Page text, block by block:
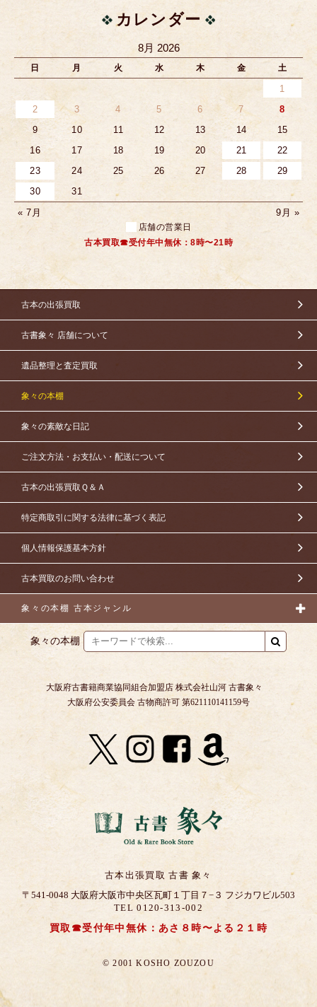
カレンダー
8月 2026
日 月 火 水 木 金 土
1
2
3 4 5 6 7
8
9
10 11 12 13 14
15
16
17 18 19 20 21
22
23
24 25 26 27 28
29
30
31
« 7月
9月 »
店舗の営業日
古本買取☎受付年中無休：8時〜21時
古本の出張買取
古書象々 店舗について
遺品整理と査定買取
象々の本棚
象々の素敵な日記
ご注文方法・お支払い・配送について
古本の出張買取Ｑ＆Ａ
特定商取引に関する法律に基づく表記
個人情報保護基本方針
古本買取のお問い合わせ
象々の本棚 古本ジャンル
象々の本棚
大阪府古書籍商業協同組合加盟店 株式会社山河 古書象々
大阪府公安委員会 古物商許可 第621110141159号
古本出張買取 古書 象々
〒541-0048 大阪府大阪市中央区瓦町１丁目７−３ フジカワビル503
TEL 0120-313-002
買取☎受付年中無休：あさ８時〜よる２１時
© 2001 KOSHO ZOUZOU